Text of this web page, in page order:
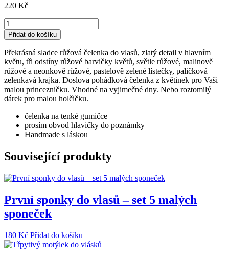
220 Kč
Sladce
růžová
čelenka
do
vlasů
s
květinkami
množství
Přidat do košíku
Překrásná sladce růžová čelenka do vlasů, zlatý detail v hlavním
květu, tři odstíny růžové barvičky květů, světle růžové, malinově
růžové a neonkově růžové, pastelově zelené lístečky, paličková
zelenkavá krajka. Doslova pohádková čelenka z květinek pro Vaši
malou princezničku. Vhodné na vyjimečné dny. Nebo roztomilý
dárek pro malou holčičku.
čelenka na tenké gumičce
prosím obvod hlavičky do poznámky
Handmade s láskou
Související produkty
První sponky do vlasů – set 5 malých
sponeček
180 Kč Přidat do košíku